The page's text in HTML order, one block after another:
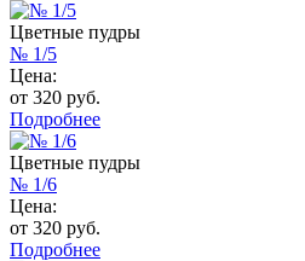
Цветные пудры
№ 1/5
Цена:
от 320 руб.
Подробнее
Цветные пудры
№ 1/6
Цена:
от 320 руб.
Подробнее